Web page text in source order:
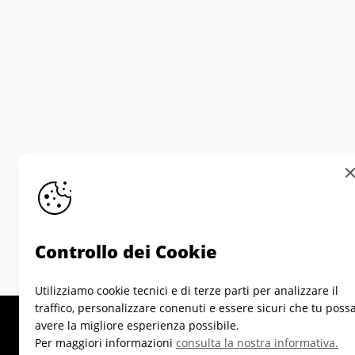
Informativa
Controllo dei Cookie
Utilizziamo cookie tecnici e di terze parti per analizzare il
traffico, personalizzare conenuti e essere sicuri che tu
avere la migliore esperienza possibile.
Per maggiori informazioni consulta la nostra informativa.